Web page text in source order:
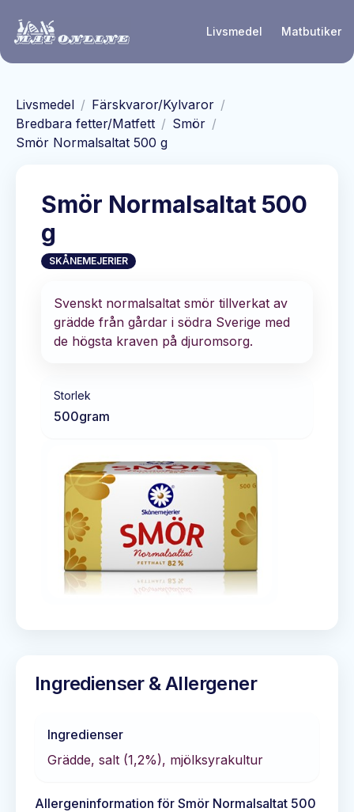
Livsmedel Matbutiker
Livsmedel / Färskvaror/Kylvaror /
Bredbara fetter/Matfett / Smör /
Smör Normalsaltat 500 g
Smör Normalsaltat 500
g
SKÅNEMEJERIER
Svenskt normalsaltat smör tillverkat av
grädde från gårdar i södra Sverige med
de högsta kraven på djuromsorg.
Storlek
500gram
Ingredienser & Allergener
Ingredienser
Grädde, salt (1,2%), mjölksyrakultur
Allergeninformation för Smör Normalsaltat 500